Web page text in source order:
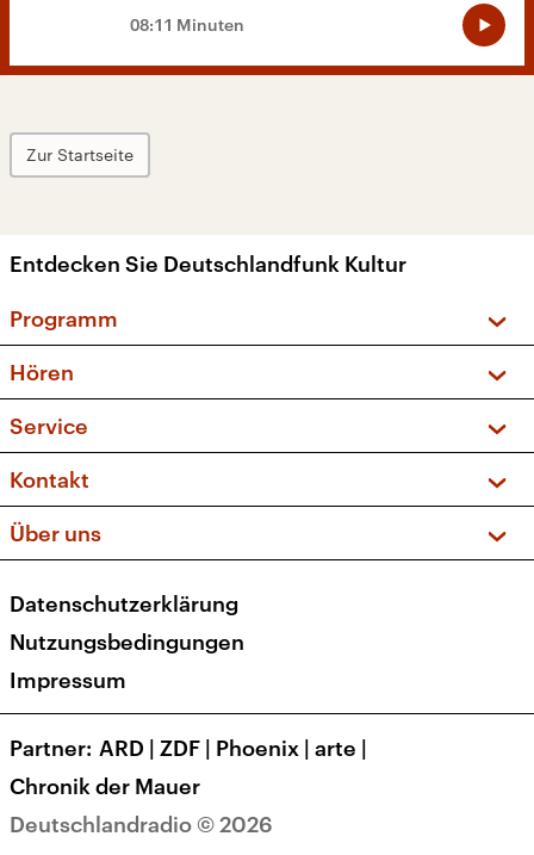
08:11 Minuten
Zur Startseite
Entdecken Sie Deutschlandfunk Kultur
Programm
Sendungen und Podcasts
Musikliste
Kakadu – Das Kinderprogramm
Hören
Frequenzen (UKW + DAB+)
Service
FAQ
Apps
Newsletter
Veranstaltungen
Kontakt
Social Media
Über uns
Presse
Karriere
Transparenz
Deutschlandradio © 2026
Datenschutzerklärung
Nutzungsbedingungen
Impressum
Partner ARD | ZDF | Phoenix | arte |
Chronik der Mauer